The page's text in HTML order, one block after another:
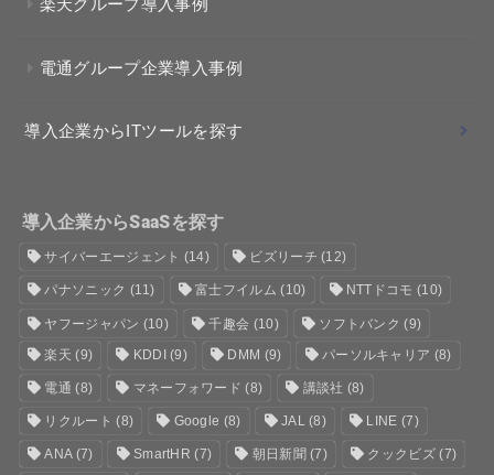
楽天グループ導入事例
電通グループ企業導入事例
導入企業からITツールを探す
導入企業からSaaSを探す
サイバーエージェント (14) ビズリーチ (12)
パナソニック (11) 富士フイルム (10) NTTドコモ (10)
ヤフージャパン (10) 千趣会 (10) ソフトバンク (9)
楽天 (9) KDDI (9) DMM (9) パーソルキャリア (8)
電通 (8) マネーフォワード (8) 講談社 (8)
リクルート (8) Google (8) JAL(8) LINE (7)
ANA(7) SmartHR (7) 朝日新聞 (7) クックビズ(7)